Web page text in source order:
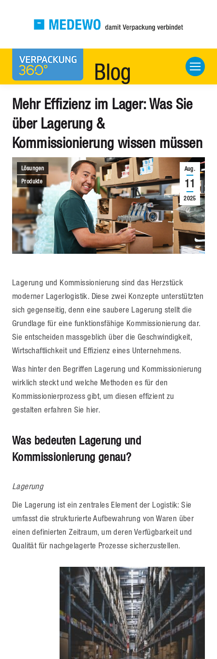
Mehr Effizienz im Lager: Was Sie
über Lagerung &
Kommissionierung wissen müssen
Aug.
11
2025
Lösungen
Produkte
Lagerung und Kommissionierung sind das Herzstück
moderner Lagerlogistik. Diese zwei Konzepte unterstützten
sich gegenseitig, denn eine saubere Lagerung stellt die
Grundlage für eine funktionsfähige Kommissionierung dar.
Sie entscheiden massgeblich über die Geschwindigkeit,
Wirtschaftlichkeit und Effizienz eines Unternehmens.
Was hinter den Begriffen Lagerung und Kommissionierung
wirklich steckt und welche Methoden es für den
Kommissionierprozess gibt, um diesen effizient zu
gestalten erfahren Sie hier.
Was bedeuten Lagerung und
Kommissionierung genau?
Lagerung
Die Lagerung ist ein zentrales Element der Logistik: Sie
umfasst die strukturierte Aufbewahrung von Waren über
einen definierten Zeitraum, um deren Verfügbarkeit und
Qualität für nachgelagerte Prozesse sicherzustellen.